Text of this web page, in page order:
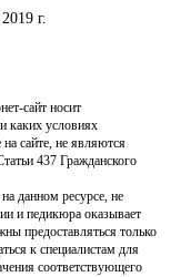
г.
сайт носит
каких условиях
сайте, не являются
437 Гражданского
данном ресурсе, не
и педикюра оказывает
предоставляться только
к специалистам для
соответствующего